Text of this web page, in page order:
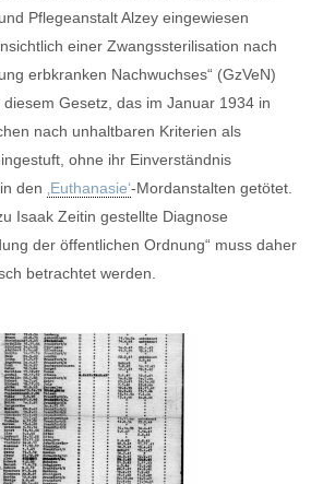
Pflegeanstalt Alzey eingewiesen
einer Zwangssterilisation nach
erbkranken Nachwuchses“ (GzVeN)
Gesetz, das im Januar 1934 in
nach unhaltbaren Kriterien als
ohne ihr Einverständnis
den ‚Euthanasie‘-Mordanstalten getötet.
Isaak Zeitin gestellte Diagnose
der öffentlichen Ordnung“ muss daher
betrachtet werden.